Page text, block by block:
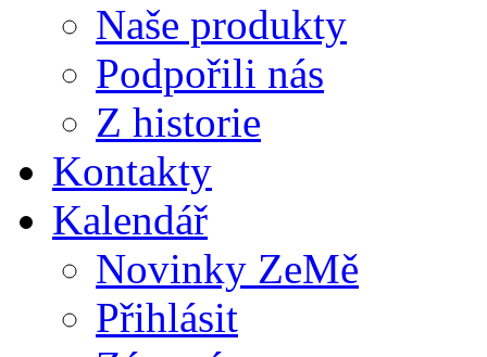
Naše produkty
Podpořili nás
Z historie
Kontakty
Kalendář
Novinky ZeMě
Přihlásit